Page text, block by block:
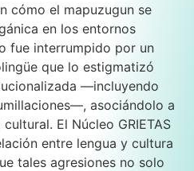
cómo el mapuzugun se
en los entornos
fue interrumpido por un
que lo estigmatizó
—incluyendo
asociándolo a
El Núcleo GRIETAS
entre lengua y cultura
tales agresiones no solo